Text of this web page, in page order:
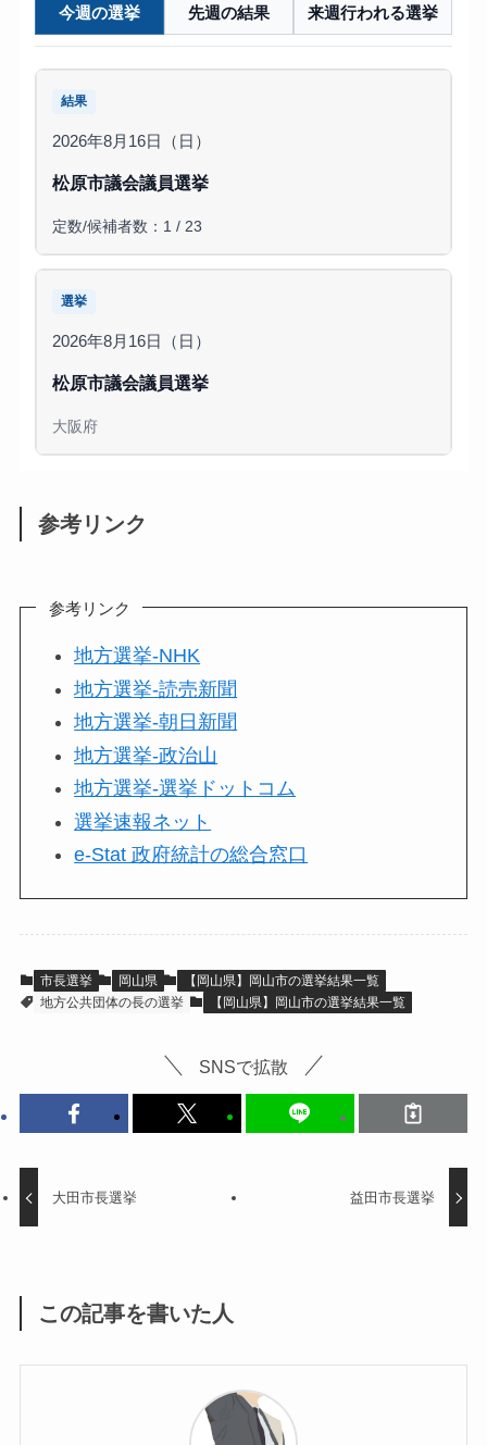
今週の選挙 先週の結果 来週行われる選挙
結果
2026年8月16日（日）
松原市議会議員選挙
定数/候補者数：1 / 23
選挙
2026年8月16日（日）
松原市議会議員選挙
大阪府
参考リンク
参考リンク
地方選挙-NHK
地方選挙-読売新聞
地方選挙-朝日新聞
地方選挙-政治山
地方選挙-選挙ドットコム
選挙速報ネット
e-Stat 政府統計の総合窓口
市長選挙 岡山県
【岡山県】岡山市の選挙結果一覧
地方公共団体の長の選挙
【岡山県】岡山市の選挙結果一覧
SNSで拡散
大田市長選挙 益田市長選挙
この記事を書いた人